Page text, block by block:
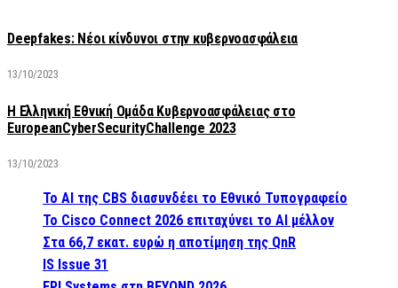
Deepfakes: Νέοι κίνδυνοι στην κυβερνοασφάλεια
13/10/2023
Η Ελληνική Εθνική Ομάδα Κυβερνοασφάλειας στο
EuropeanCyberSecurityChallenge 2023
13/10/2023
Το AI της CBS διασυνδέει το Εθνικό Τυπογραφείο
Το Cisco Connect 2026 επιταχύνει το AI μέλλον
Στα 66,7 εκατ. ευρώ η αποτίμηση της QnR
IS Issue 31